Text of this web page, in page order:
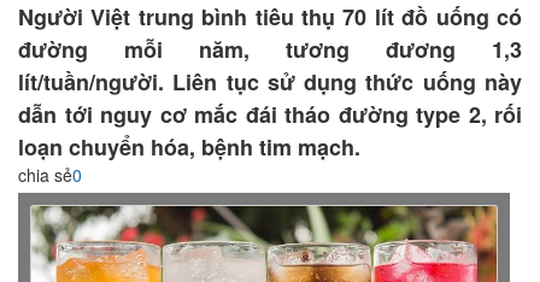
Người Việt trung bình tiêu thụ 70 lít đồ uống có
đường mỗi năm, tương đương 1,3
lít/tuần/người. Liên tục sử dụng thức uống này
dẫn tới nguy cơ mắc đái tháo đường type 2, rối
loạn chuyển hóa, bệnh tim mạch.
chia sẻ0